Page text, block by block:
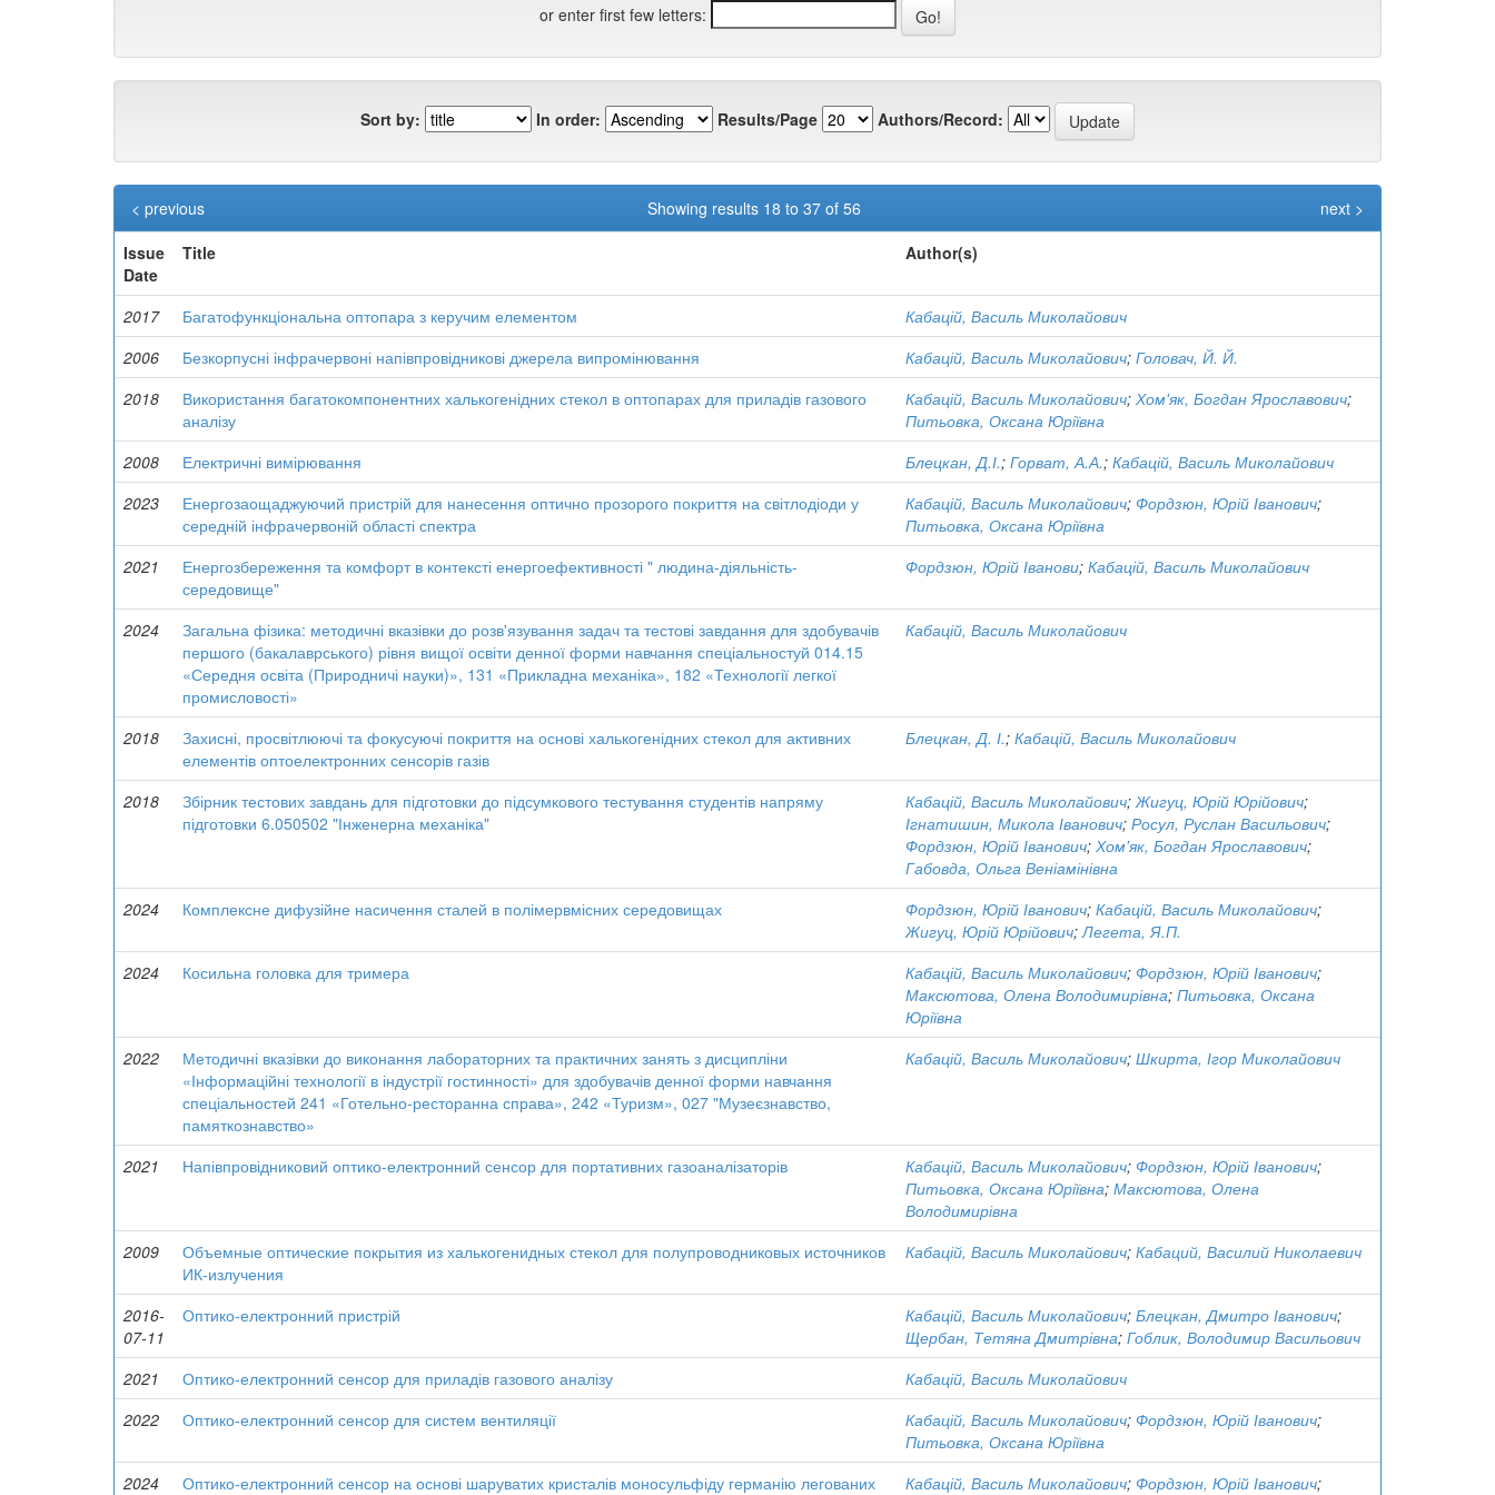
or enter first few letters:
Sort by: In order: Results/Page Authors/Record:
Showing results 18 to 37 of 56
< previous
next >
Issue
Date
Title Author(s)
2017 Багатофункціональна оптопара з керучим елементом
Кабацій, Василь Миколайович
2006
Безкорпусні інфрачервоні напівпровідникові джерела випромінювання Кабацій, Василь Миколайович; Головач, Й. Й.
2018
Використання багатокомпонентних халькогенідних стекол в оптопарах для приладів газового
аналізу
Кабацій, Василь Миколайович; Хом'як, Богдан Ярославович;
Питьовка, Оксана Юріївна
2008
Електричні вимірювання Блецкан, Д.І.; Горват, А.А.; Кабацій, Василь Миколайович
2023
Енергозаощаджуючий пристрій для нанесення оптично прозорого покриття на світлодіоди у
середній інфрачервоній області спектра
Кабацій, Василь Миколайович; Фордзюн, Юрій Іванович;
Питьовка, Оксана Юріївна
2021
Енергозбереження та комфорт в контексті енергоефективності " людина-діяльність-
середовище"
Фордзюн, Юрій Іванови; Кабацій, Василь Миколайович
2024
Загальна фізика: методичні вказівки до розв'язування задач та тестові завдання для здобувачів
першого (бакалаврського) рівня вищої освіти денної форми навчання спеціальностуй 014.15
«Середня освіта (Природничі науки)», 131 «Прикладна механіка», 182 «Технології легкої
промисловості»
Кабацій, Василь Миколайович
2018
Захисні, просвітлюючі та фокусуючі покриття на основі халькогенідних стекол для активних
елементів оптоелектронних сенсорів газів
Блецкан, Д. І.; Кабацій, Василь Миколайович
2018
Збірник тестових завдань для підготовки до підсумкового тестування студентів напряму
підготовки 6.050502 "Інженерна механіка"
Кабацій, Василь Миколайович;Жигуц, Юрій Юрійович;
Ігнатишин, Микола Іванович; Росул, Руслан Васильович;
Фордзюн, Юрій Іванович; Хом'як, Богдан Ярославович;
Габовда, Ольга Веніамінівна
2024
Комплексне дифузійне насичення сталей в полімервмісних середовищах Фордзюн, Юрій Іванович; Кабацій, Василь Миколайович;
Жигуц, Юрій Юрійович;Легета, Я.П.
2024
Косильна головка для тримера Кабацій, Василь Миколайович; Фордзюн, Юрій Іванович;
Максютова, Олена Володимирівна; Питьовка, Оксана
Юріївна
2022
Методичні вказівки до виконання лабораторних та практичних занять з дисципліни
«Інформаційні технології в індустрії гостинності» для здобувачів денної форми навчання
спеціальностей 241 «Готельно-ресторанна справа», 242 «Туризм», 027 "Музеєзнавство,
памяткознавство»
Кабацій, Василь Миколайович; Шкирта, Ігор Миколайович
2021 Напівпровідниковий оптико-електронний сенсор для портативних газоаналізаторів Кабацій, Василь Миколайович; Фордзюн, Юрій Іванович;
Питьовка, Оксана Юріївна; Максютова, Олена
Володимирівна
2009
Объемные оптические покрытия из халькогенидных стекол для полупроводниковых источников
ИК-излучения
Кабацій, Василь Миколайович; Кабаций, Василий Николаевич
2016-
07-11
Оптико-електронний пристрій Кабацій, Василь Миколайович; Блецкан, Дмитро Іванович;
Щербан, Тетяна Дмитрівна; Гоблик, Володимир Васильович
2021
Оптико-електронний сенсор для приладів газового аналізу
Кабацій, Василь Миколайович
2022
Оптико-електронний сенсор для систем вентиляції Кабацій, Василь Миколайович; Фордзюн, Юрій Іванович;
Питьовка, Оксана Юріївна
2024
Оптико-електронний сенсор на основі шаруватих кристалів моносульфіду германію легованих
Кабацій, Василь Миколайович; Фордзюн, Юрій Іванович;